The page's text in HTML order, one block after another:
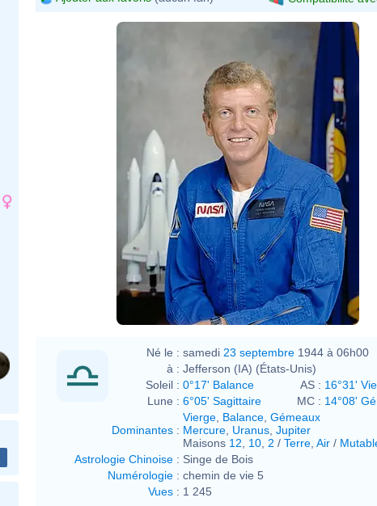
Né le : samedi 23 septembre 1944 à 06h00
à : Jefferson (IA) (États-Unis)
Soleil : 0°17' Balance AS : 16°31'
Lune : 6°05' Sagittaire MC : 14°08'
Dominantes :
Vierge Balance Gémeaux
Mercure Uranus Jupiter
Maisons 12 10 2 / Terre Air /
Astrologie Chinoise : Singe de Bois
Numérologie : chemin de vie 5
Vues : 1 245